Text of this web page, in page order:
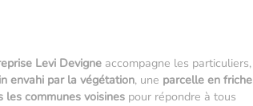
Levi Devigneaccompagne les particuliers,
envahi par la végétation, une parcelle en friche
les communes voisinespour répondre à tous